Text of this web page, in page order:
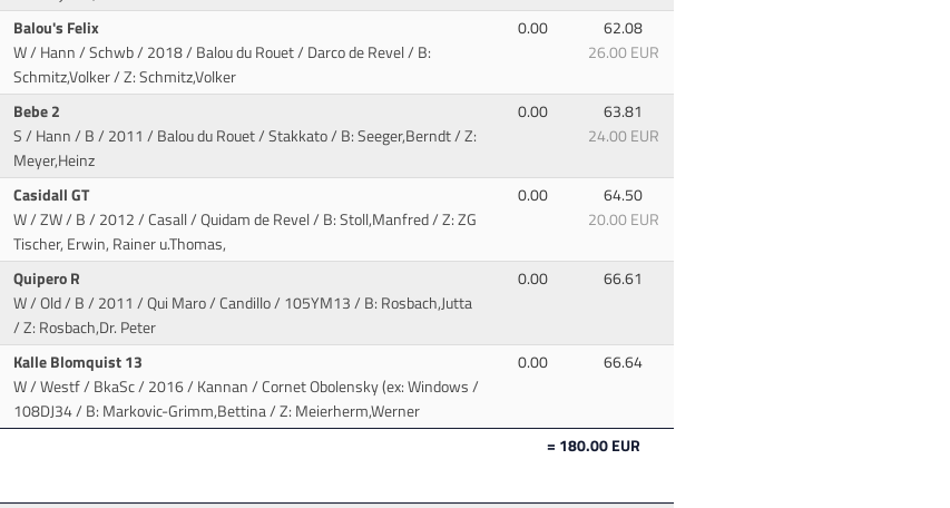
Balou's Felix
W / Hann / Schwb / 2018 / Balou du Rouet / Darco de Revel/ B:
Schmitz,Volker / Z: Schmitz,Volker
0.00
62.08
26.00 EUR
Bebe 2
S / Hann / B / 2011 / Balou du Rouet / Stakkato/ B: Seeger,Berndt / Z:
Meyer,Heinz
0.00
63.81
24.00 EUR
Casidall GT
W / ZW / B / 2012 / Casall / Quidam de Revel/ B: Stoll,Manfred / Z: ZG
Tischer, Erwin, Rainer u.Thomas,
0.00
64.50
20.00 EUR
Quipero R
W / Old / B / 2011 / Qui Maro / Candillo/ 105YM13 / B: Rosbach,Jutta
/ Z: Rosbach,Dr. Peter
0.00 66.61
Kalle Blomquist 13
W / Westf / BkaSc / 2016 / Kannan / Cornet Obolensky (ex: Windows/
108DJ34 / B: Markovic-Grimm,Bettina / Z: Meierherm,Werner
0.00 66.64
= 180.00 EUR